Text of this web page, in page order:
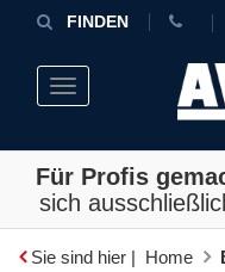
FINDEN
Toggle navigation
Für Profis
sich
Sie sind hier | Home